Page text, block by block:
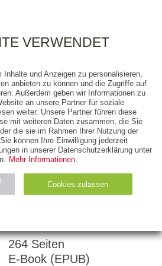
NARI KAHLE
Mobilität in
Bewegung
WIE SOZIALE
INNOVATIONEN
UNSERE MOBILE
ZUKUNFT
264 Seiten
E-Book (EPUB)
VERWENDET
Inhalte und Anzeigen zu personalisieren,
anbieten zu können und die Zugriffe auf
Außerdem geben wir Informationen zu
an unsere Partner für soziale
weiter. Unsere Partner führen diese
mit weiteren Daten zusammen, die Sie
die sie im Rahmen Ihrer Nutzung der
können Ihre Einwilligung jederzeit
in unserer Datenschutzerklärung unter
Mehr Informationen.
Cookies zulassen